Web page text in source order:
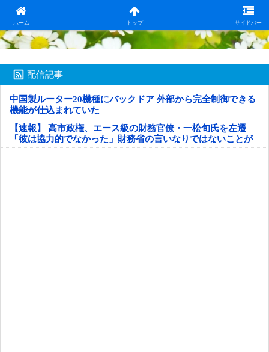
ホーム トップ サイドバー
日本第一！ニュース録
配信記事
中国製ルーター20機種にバックドア 外部から完全制御できる
機能が仕込まれていた
【速報】 高市政権、エース級の財務官僚・一松旬氏を左遷
「彼は協力的でなかった」財務省の言いなりではないことが
判明